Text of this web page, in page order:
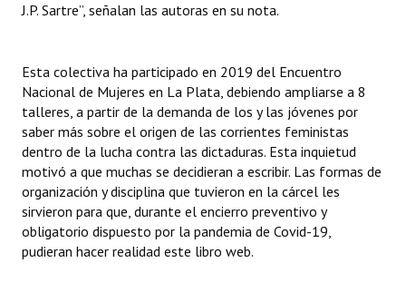
Bariloche, Municipio intercultural
REFORMA DE LA CARTA ORGÁNICA
J.P. Sartre”, señalan las autoras en su nota.
Esta colectiva ha participado en 2019 del Encuentro
Nacional de Mujeres en La Plata, debiendo ampliarse a 8
talleres, a partir de la demanda de los y las jóvenes por
saber más sobre el origen de las corrientes feministas
dentro de la lucha contra las dictaduras. Esta inquietud
motivó a que muchas se decidieran a escribir. Las formas de
organización y disciplina que tuvieron en la cárcel les
sirvieron para que, durante el encierro preventivo y
obligatorio dispuesto por la pandemia de Covid-19,
pudieran hacer realidad este libro web.